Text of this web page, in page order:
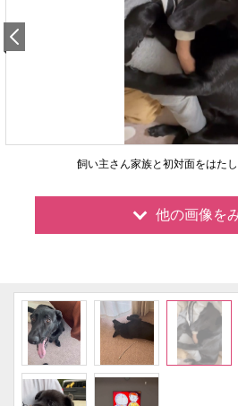
飼い主さん家族と初対面をはた
他の画像を